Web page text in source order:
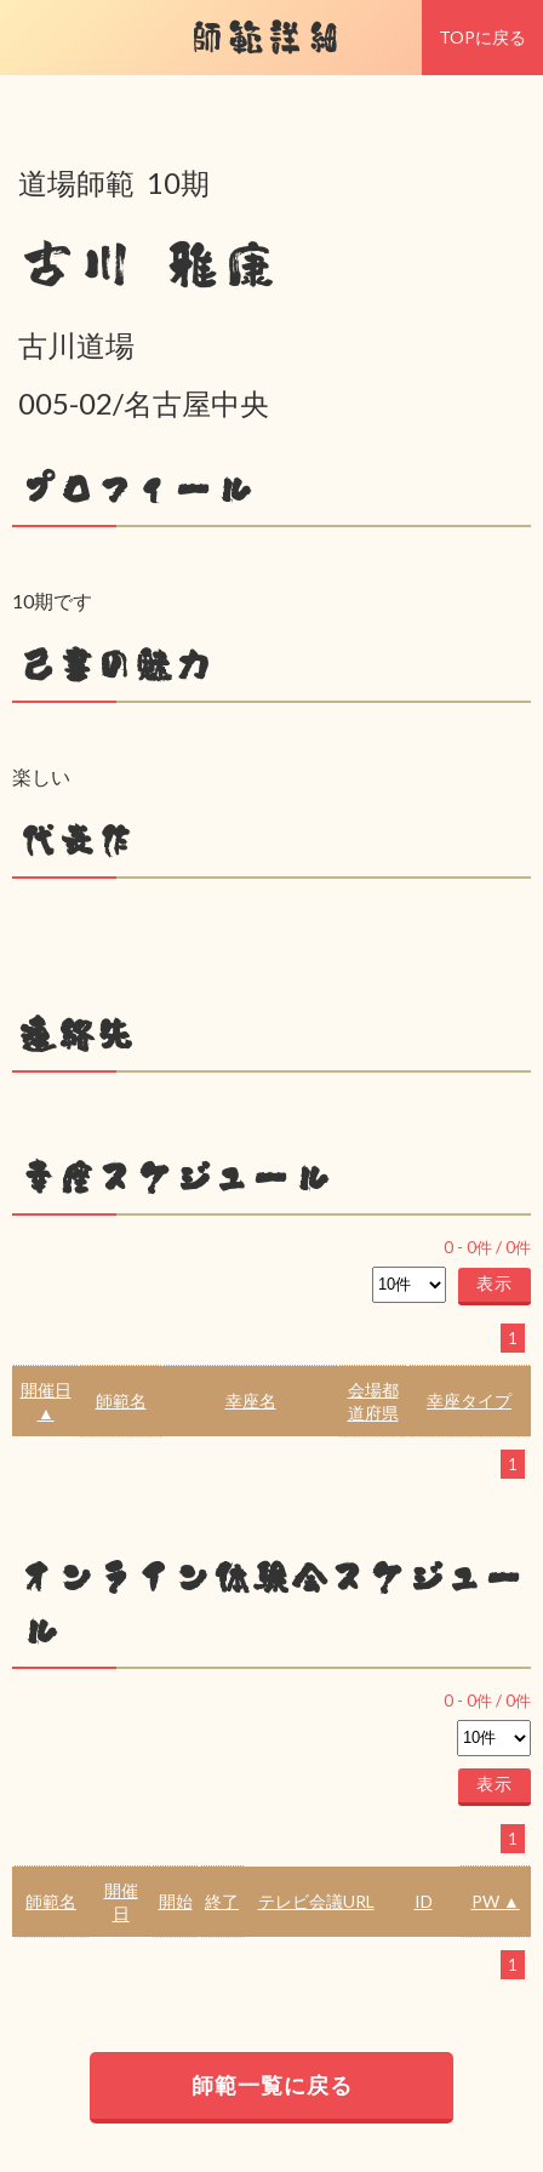
師範詳細 TOPに戻る
道場師範 10期
古川 雅康
古川道場
005-02/名古屋中央
プロフィール
10期です
己書の魅力
楽しい
代表作
連絡先
幸座スケジュール
0 - 0件 /0件
1
開催日
▲
師範名 幸座名
会場都
道府県
幸座タイプ
1
オンライン体験会スケジュー
ル
0 - 0件 /0件
1
師範名
開催
日
開始 終了 テレビ会議URL ID PW ▲
1
師範一覧に戻る